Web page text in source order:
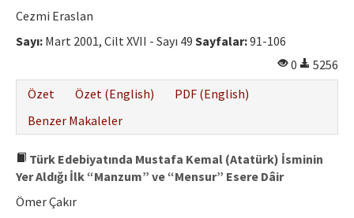
Cezmi Eraslan
Sayı: Mart 2001, Cilt XVII - Sayı 49 Sayfalar:91-106
0
5256
Özet
Özet (English)
PDF (English)
Benzer Makaleler
Türk Edebiyatında Mustafa Kemal (Atatürk) İsminin
Yer Aldığı İlk “Manzum” ve “Mensur” Esere Dâir
Ömer Çakır